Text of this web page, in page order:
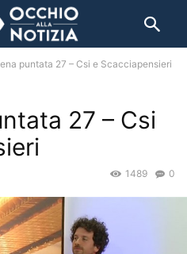
puntata 27 – Csi e Scacciapensieri
27 – Csi
0
1489